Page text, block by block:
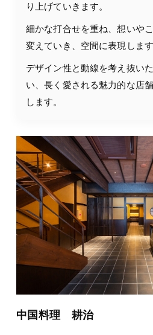
り上げていきます。
細かな打合せを重ね、想いや
変えていき、空間に表現します
デザイン性と動線を考え抜い
い、長く愛される魅力的な店
します。
中国料理 耕治